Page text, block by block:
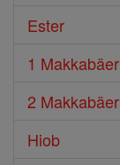
Ester
1 Makkabäer
2 Makkabäer
Hiob